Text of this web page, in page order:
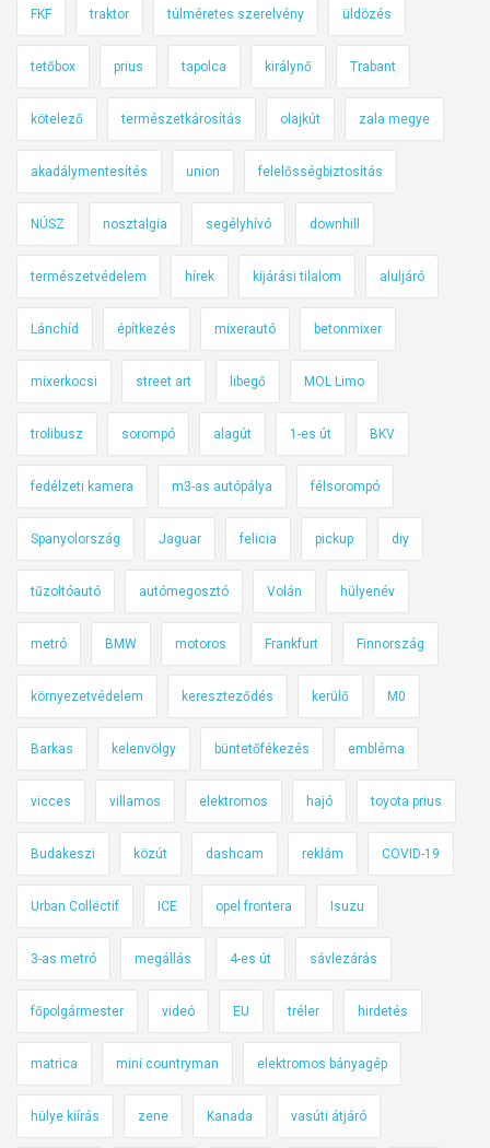
?
FKF traktor túlméretes szerelvény üldözés
tetőbox prius tapolca királynő Trabant
kötelező természetkárosítás olajkút zala megye
akadálymentesítés union felelősségbiztosítás
NÚSZ nosztalgia segélyhívó downhill
természetvédelem hírek kijárási tilalom aluljáró
Lánchíd építkezés mixerautó betonmixer
mixerkocsi street art libegő MOL Limo
trolibusz sorompó alagút 1-es út BKV
fedélzeti kamera m3-as autópálya félsorompó
Spanyolország Jaguar felicia pickup diy
tűzoltóautó autómegosztó Volán hülyenév
metró BMW motoros Frankfurt Finnország
környezetvédelem kereszteződés kerülő M0
Barkas kelenvölgy büntetőfékezés embléma
vicces villamos elektromos hajó toyota prius
Budakeszi közút dashcam reklám COVID-19
Urban Collëctif ICE opel frontera Isuzu
3-as metró megállás 4-es út sávlezárás
főpolgármester videó EU tréler hirdetés
matrica mini countryman elektromos bányagép
hülye kiírás zene Kanada vasúti átjáró